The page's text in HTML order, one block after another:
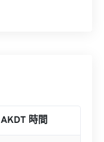
AKDT 時間